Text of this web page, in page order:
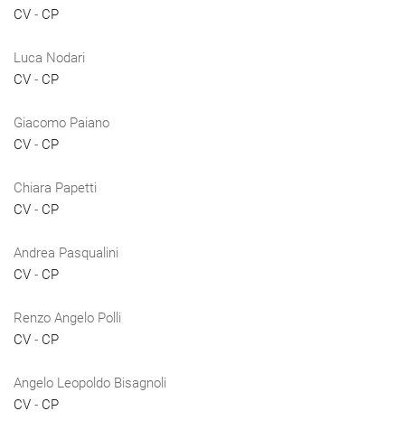
CV - CP
Luca Nodari
CV - CP
Giacomo Paiano
CV - CP
Chiara Papetti
CV - CP
Andrea Pasqualini
CV - CP
Renzo Angelo Polli
CV - CP
Angelo Leopoldo Bisagnoli
CV - CP